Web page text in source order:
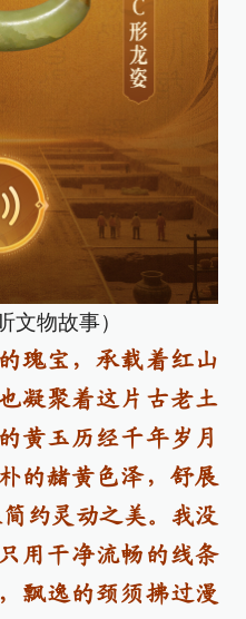
听文物故事）
瑰宝，承载着红山
凝聚着这片古老土
黄玉历经千年岁月
的赭黄色泽，舒展
约灵动之美。我没
用干净流畅的线条
飘逸的颈须拂过漫